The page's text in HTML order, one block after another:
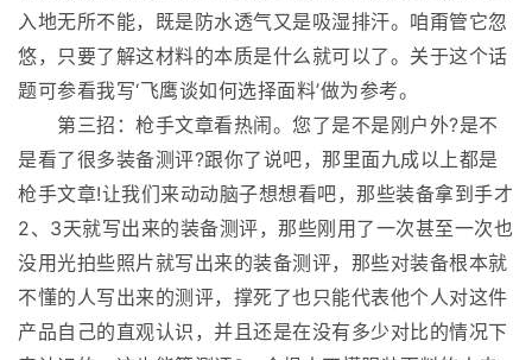
入地无所不能，既是防水透气又是吸湿排汗。咱甭管它忽
悠，只要了解这材料的本质是什么就可以了。关于这个话
题可参看我写‘飞鹰谈如何选择面料’做为参考。
第三招：枪手文章看热闹。您了是不是刚户外?是不
是看了很多装备测评?跟你了说吧，那里面九成以上都是
枪手文章!让我们来动动脑子想想看吧，那些装备拿到手才
2、3天就写出来的装备测评，那些刚用了一次甚至一次也
没用光拍些照片就写出来的装备测评，那些对装备根本就
不懂的人写出来的测评，撑死了也只能代表他个人对这件
产品自己的直观认识，并且还是在没有多少对比的情况下